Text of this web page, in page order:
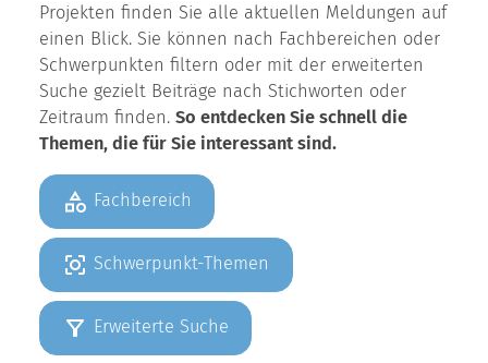
Projekten finden Sie alle aktuellen Meldungen auf
einen Blick. Sie können nach Fachbereichen oder
Schwerpunkten filtern oder mit der erweiterten
Suche gezielt Beiträge nach Stichworten oder
Zeitraum finden. So entdecken Sie schnell die
Themen, die für Sie interessant sind.
Fachbereich
Schwerpunkt-Themen
Erweiterte Suche